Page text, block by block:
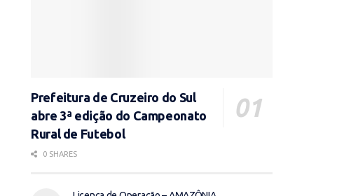
Prefeitura de Cruzeiro do Sul
abre 3ª edição do Campeonato
Rural de Futebol
0 SHARES